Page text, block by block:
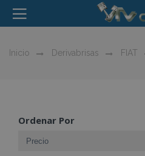
Inicio Derivabrisas FIAT
Ordenar Por